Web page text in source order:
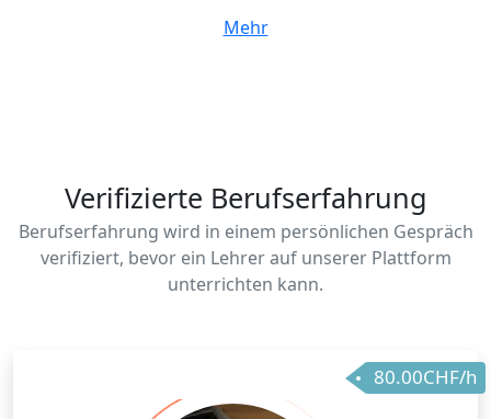
Mehr
Verifizierte Berufserfahrung
Berufserfahrung wird in einem persönlichen Gespräch
verifiziert, bevor ein Lehrer auf unserer Plattform
unterrichten kann.
80.00CHF/h